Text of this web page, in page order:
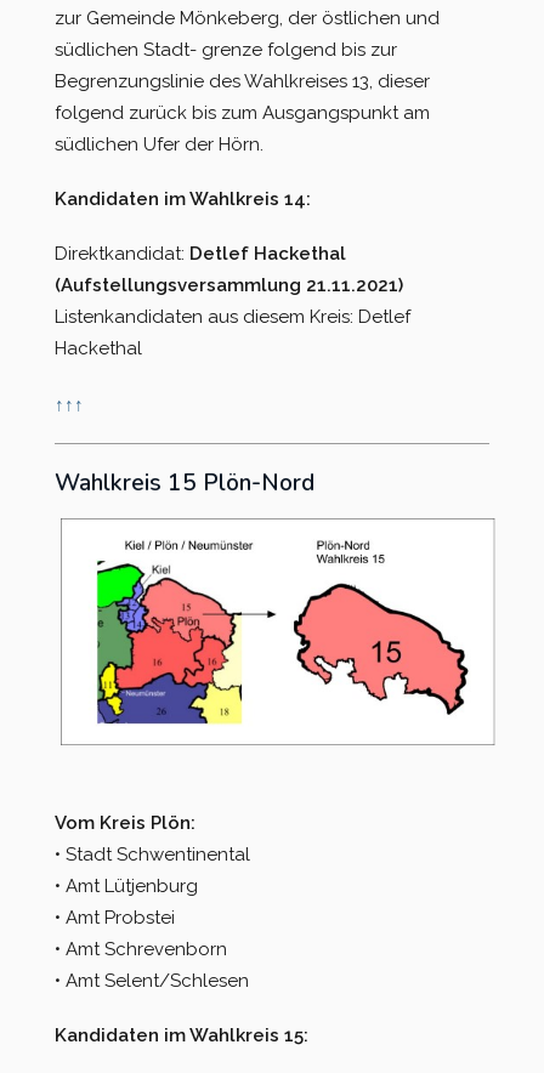
zur Gemeinde Mönkeberg, der östlichen und
südlichen Stadt- grenze folgend bis zur
Begrenzungslinie des Wahlkreises 13, dieser
folgend zurück bis zum Ausgangspunkt am
südlichen Ufer der Hörn.
Kandidaten im Wahlkreis 14:
Direktkandidat: Detlef Hackethal
(Aufstellungsversammlung 21.11.2021)
Listenkandidaten aus diesem Kreis: Detlef
Hackethal
↑ ↑ ↑
Wahlkreis 15 Plön-Nord
Vom Kreis Plön:
• Stadt Schwentinental
• Amt Lütjenburg
• Amt Probstei
• Amt Schrevenborn
• Amt Selent/Schlesen
Kandidaten im Wahlkreis 15: